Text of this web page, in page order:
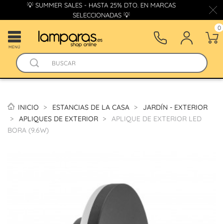
💡 SUMMER SALES - HASTA 25% DTO. EN MARCAS
SELECCIONADAS 💡
MENÚ
0
INICIO ESTANCIAS DE LA CASA
JARDÍN - EXTERIOR
APLIQUES DE EXTERIOR
APLIQUE DE EXTERIOR LED
BORA (9.6W)